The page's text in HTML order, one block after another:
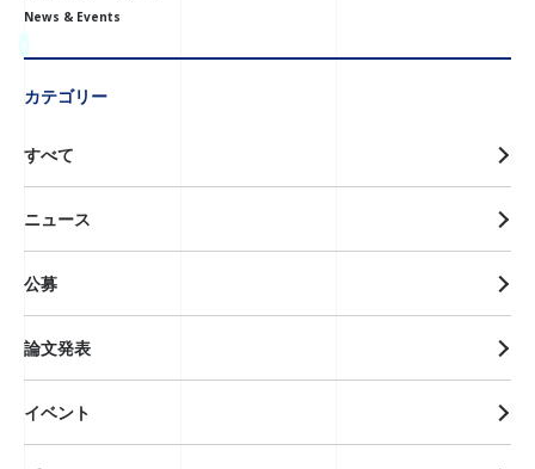
News & Events
カテゴリー
すべて
ニュース
公募
論文発表
イベント